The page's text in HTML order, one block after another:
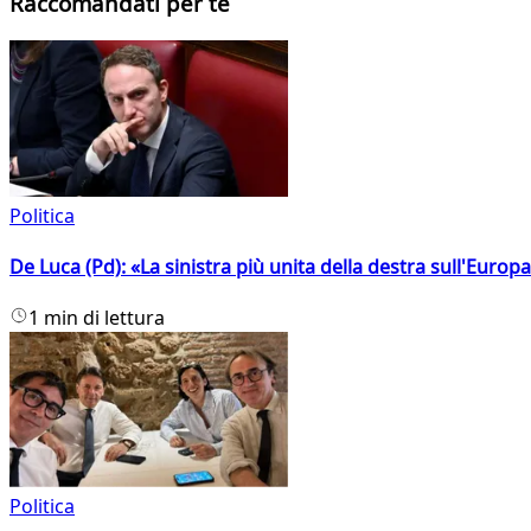
Politica
De Luca (Pd): «La sinistra più unita della destra
1 min di lettura
Politica